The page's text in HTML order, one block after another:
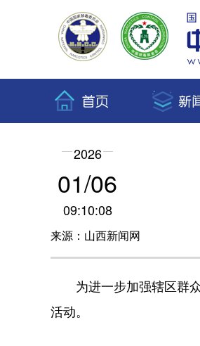
2026
01/06
09:10:08
来源：山西新闻网
为进一步加强辖区群众
活动。